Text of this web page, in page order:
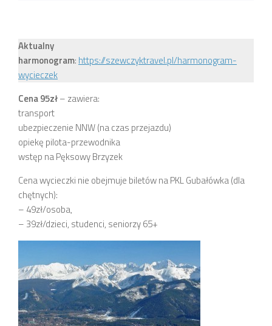
Aktualny
harmonogram: https://szewczyktravel.pl/harmonogram-
wycieczek
Cena 95zł– zawiera:
transport
ubezpieczenie NNW (na czas przejazdu)
opiekę pilota-przewodnika
wstęp na Pęksowy Brzyzek
Cena wycieczki nie obejmuje biletów na PKL Gubałówka (dla
chętnych):
– 49zł/osoba,
– 39zł/dzieci, studenci, seniorzy 65+